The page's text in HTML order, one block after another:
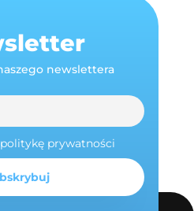
newslettera
prywatności